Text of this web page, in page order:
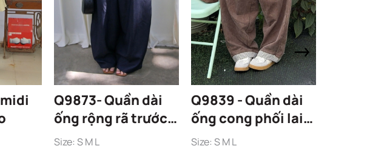
Q9873- Quần dài
ống rộng rã trước
0107
Size: S M L
Q9839 - Quần dài
ống cong phối lai
wash a.x.i.t
Size: S M L